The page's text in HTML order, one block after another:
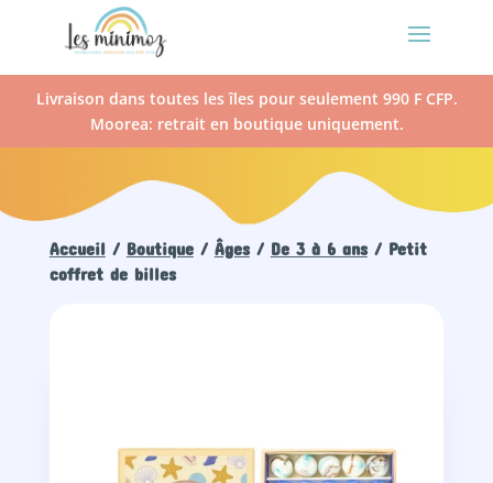
Livraison dans toutes les îles pour seulement 990 F CFP.
Moorea: retrait en boutique uniquement.
Accueil / Boutique/ Âges/ De 3 à 6 ans/ Petit
coffret de billes